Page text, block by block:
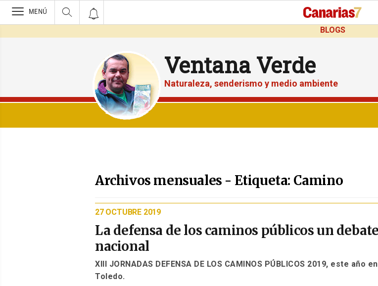
>
MENÚ
BLOGS
Ventana Verde
Naturaleza, senderismo y medio ambiente
Archivos mensuales - Etiqueta: Camino
PUBLICADO
EL
27 OCTUBRE 2019
La defensa de los caminos públicos un debate
nacional
XIII JORNADAS DEFENSA DE LOS CAMINOS PÚBLICOS 2019, este año en
Toledo.